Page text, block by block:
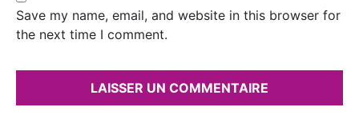
Save my name, email, and website in this browser for
the next time I comment.